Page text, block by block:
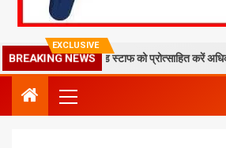
EXCLUSIVE
BREAKING NEWS
BLO और फील्ड स्टाफ को प्रोत्साहित करें अधिकारी—मुख्य